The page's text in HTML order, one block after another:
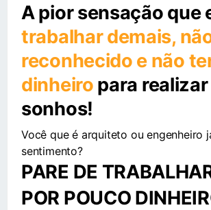
A pior sensação que
trabalhar demais,
reconhecido e não
dinheiro para
sonhos!
Você que é arquiteto ou engenheiro
sentimento?
PARE DE
POR POUCO